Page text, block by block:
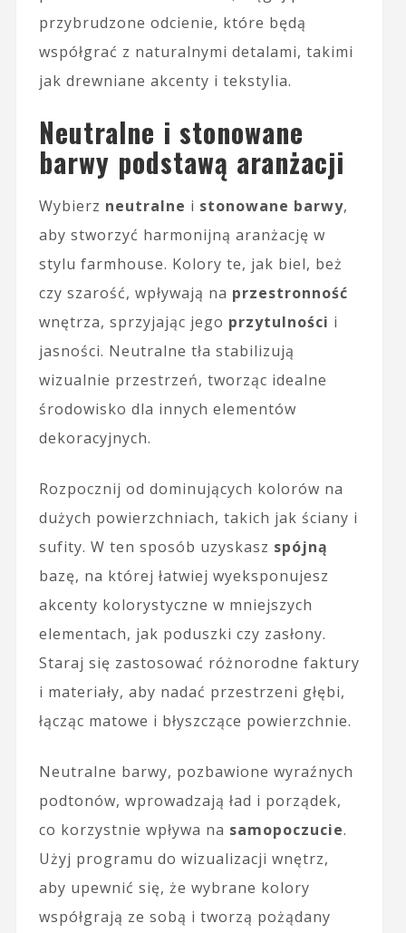
przybrudzone odcienie, które będą
współgrać z naturalnymi detalami, takimi
jak drewniane akcenty i tekstylia.
Neutralne i stonowane
barwy podstawą aranżacji
Wybierz neutralne i stonowane barwy,
aby stworzyć harmonijną aranżację w
stylu farmhouse. Kolory te, jak biel, beż
czy szarość, wpływają na przestronność
wnętrza, sprzyjając jego przytulności i
jasności. Neutralne tła stabilizują
wizualnie przestrzeń, tworząc idealne
środowisko dla innych elementów
dekoracyjnych.
Rozpocznij od dominujących kolorów na
dużych powierzchniach, takich jak ściany i
sufity. W ten sposób uzyskasz spójną
bazę, na której łatwiej wyeksponujesz
akcenty kolorystyczne w mniejszych
elementach, jak poduszki czy zasłony.
Staraj się zastosować różnorodne faktury
i materiały, aby nadać przestrzeni głębi,
łącząc matowe i błyszczące powierzchnie.
Neutralne barwy, pozbawione wyraźnych
podtonów, wprowadzają ład i porządek,
co korzystnie wpływa na samopoczucie.
Użyj programu do wizualizacji wnętrz,
aby upewnić się, że wybrane kolory
współgrają ze sobą i tworzą pożądany